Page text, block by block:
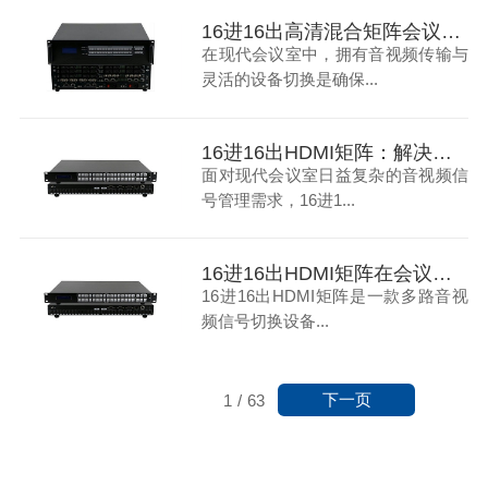
16进16出高清混合矩阵会议室音视频传输与切换的全面解决方案
在现代会议室中，拥有音视频传输与
灵活的设备切换是确保...
16进16出HDMI矩阵：解决现代会议室音视频信号管理难题
面对现代会议室日益复杂的音视频信
号管理需求，16进1...
16进16出HDMI矩阵在会议室中的应用
16进16出HDMI矩阵是一款多路音视
频信号切换设备...
1 / 63 下一页